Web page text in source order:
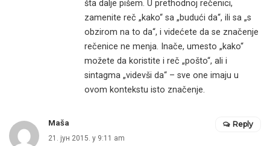
šta dalje pišem. U prethodnoj rečenici,
zamenite reč „kako“ sa „budući da“, ili sa „s
obzirom na to da“, i videćete da se značenje
rečenice ne menja. Inače, umesto „kako“
možete da koristite i reč „pošto“, ali i
sintagma „videvši da“ – sve one imaju u
ovom kontekstu isto značenje.
Maša
21. јун 2015. у 9:11 am
Reply